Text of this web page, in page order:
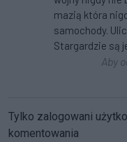
mazią która
samochody.
Stargardzie są
Aby
Tylko zalogowani
komentowania